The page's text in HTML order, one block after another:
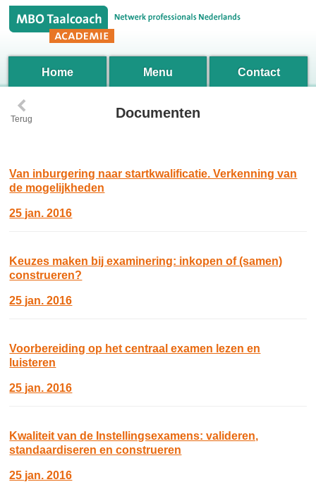
Home Menu Contact
‹
Terug Documenten
Van inburgering naar startkwalificatie. Verkenning van
de mogelijkheden
25 jan. 2016
Keuzes maken bij examinering: inkopen of (samen)
construeren?
25 jan. 2016
Voorbereiding op het centraal examen lezen en
luisteren
25 jan. 2016
Kwaliteit van de Instellingsexamens: valideren,
standaardiseren en construeren
25 jan. 2016